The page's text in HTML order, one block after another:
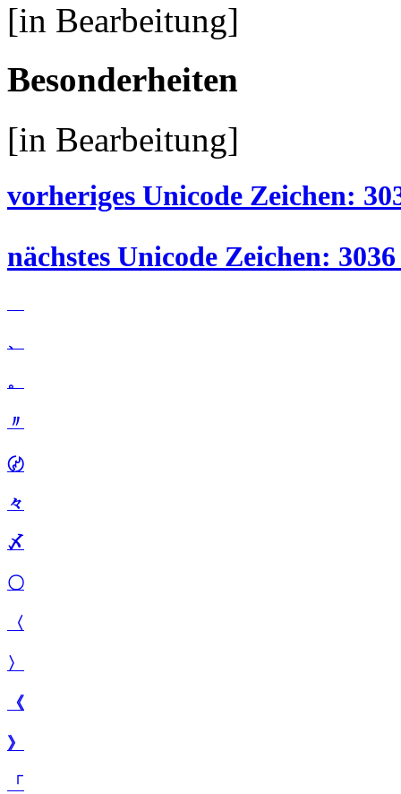
[in Bearbeitung]
Besonderheiten
[in Bearbeitung]
vorheriges Unicode Zeichen:
nächstes Unicode Zeichen:
、
。
〃
〄
々
〆
〇
〈
〉
《
》
「